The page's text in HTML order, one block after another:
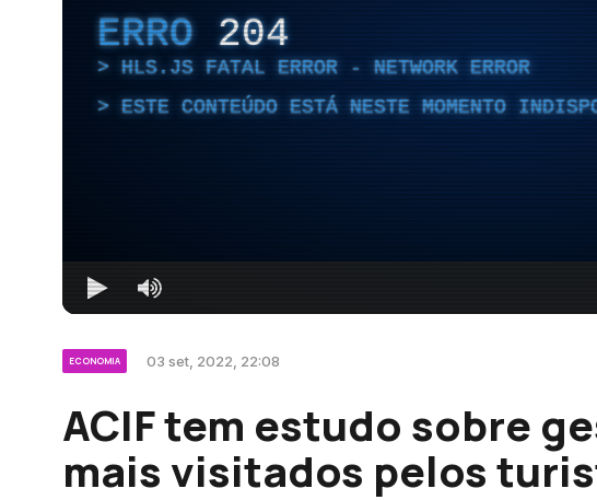
ERRO 204
HLS.JS FATAL ERROR - NETWORK ERROR
ESTE CONTEÚDO ESTÁ NESTE MOMENTO
ECONOMIA 03 set, 2022, 22:08
ACIF tem estudo sobre
mais visitados pelos